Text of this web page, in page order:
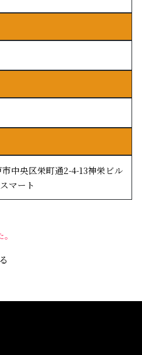
中央区栄町通2-4-13神栄ビル
マート